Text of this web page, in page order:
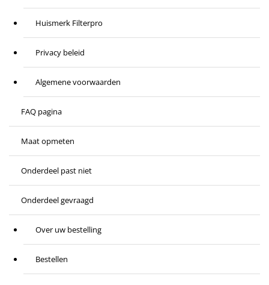
Huismerk Filterpro
Privacy beleid
Algemene voorwaarden
FAQ pagina
Maat opmeten
Onderdeel past niet
Onderdeel gevraagd
Over uw bestelling
Bestellen